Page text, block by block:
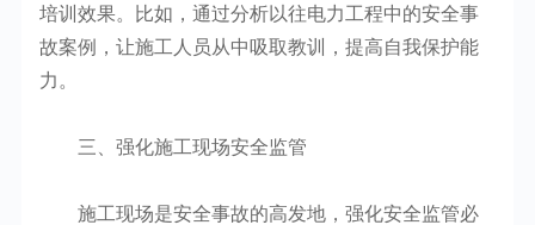
培训效果。比如，通过分析以往电力工程中的安全事
故案例，让施工人员从中吸取教训，提高自我保护能
力。
三、强化施工现场安全监管
施工现场是安全事故的高发地，强化安全监管必